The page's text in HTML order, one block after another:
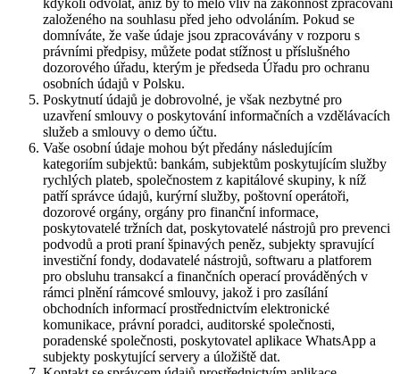
kdykoli odvolat, aniž by to mělo vliv na zákonnost zpracování
založeného na souhlasu před jeho odvoláním. Pokud se
domníváte, že vaše údaje jsou zpracovávány v rozporu s
právními předpisy, můžete podat stížnost u příslušného
dozorového úřadu, kterým je předseda Úřadu pro ochranu
osobních údajů v Polsku.
Poskytnutí údajů je dobrovolné, je však nezbytné pro
uzavření smlouvy o poskytování informačních a vzdělávacích
služeb a smlouvy o demo účtu.
Vaše osobní údaje mohou být předány následujícím
kategoriím subjektů: bankám, subjektům poskytujícím služby
rychlých plateb, společnostem z kapitálové skupiny, k níž
patří správce údajů, kurýrní služby, poštovní operátoři,
dozorové orgány, orgány pro finanční informace,
poskytovatelé tržních dat, poskytovatelé nástrojů pro prevenci
podvodů a proti praní špinavých peněz, subjekty spravující
investiční fondy, dodavatelé nástrojů, softwaru a platforem
pro obsluhu transakcí a finančních operací prováděných v
rámci plnění rámcové smlouvy, jakož i pro zasílání
obchodních informací prostřednictvím elektronické
komunikace, právní poradci, auditorské společnosti,
poradenské společnosti, poskytovatel aplikace WhatsApp a
subjekty poskytující servery a úložiště dat.